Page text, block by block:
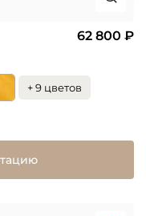
62 800 ₽
+ 9 цветов